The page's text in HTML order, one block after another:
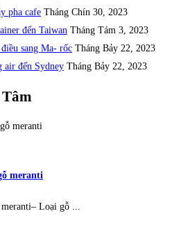
pha cafe Tháng Chín 30, 2023
đến Taiwan Tháng Tám 3, 2023
sang Ma- rốc Tháng Bảy 22, 2023
air đến Sydney Tháng Bảy 22, 2023
Tâm
meranti
Loại gỗ ...